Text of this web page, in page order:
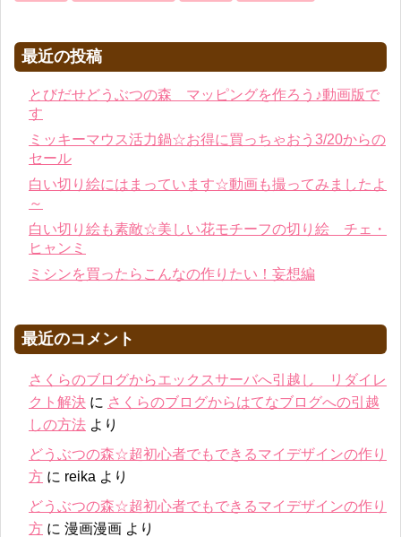
最近の投稿
とびだせどうぶつの森 マッピングを作ろう♪動画版で
す
ミッキーマウス活力鍋☆お得に買っちゃおう3/20からの
セール
白い切り絵にはまっています☆動画も撮ってみましたよ
～
白い切り絵も素敵☆美しい花モチーフの切り絵 チェ・
ヒャンミ
ミシンを買ったらこんなの作りたい！妄想編
最近のコメント
さくらのブログからエックスサーバへ引越し リダイレ
クト解決 に さくらのブログからはてなブログへの引越
しの方法 より
どうぶつの森☆超初心者でもできるマイデザインの作り
方 に reika より
どうぶつの森☆超初心者でもできるマイデザインの作り
方 に 漫画漫画 より